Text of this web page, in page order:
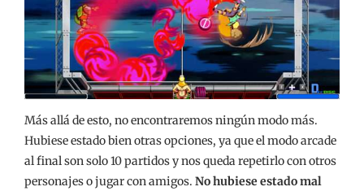
Más allá de esto, no encontraremos ningún modo más.
Hubiese estado bien otras opciones, ya que el modo arcade
al final son solo 10 partidos y nos queda repetirlo con otros
personajes o jugar con amigos. No hubiese estado mal